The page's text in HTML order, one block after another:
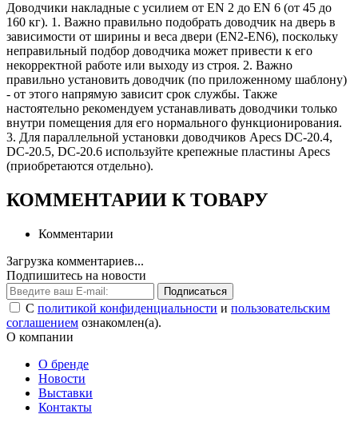
Доводчики накладные с усилием от EN 2 до EN 6 (от 45 до
160 кг). 1. Важно правильно подобрать доводчик на дверь в
зависимости от ширины и веса двери (EN2-EN6), поскольку
неправильный подбор доводчика может привести к его
некорректной работе или выходу из строя. 2. Важно
правильно установить доводчик (по приложенному шаблону)
- от этого напрямую зависит срок службы. Также
настоятельно рекомендуем устанавливать доводчики только
внутри помещения для его нормального функционирования.
3. Для параллельной установки доводчиков Apecs DC-20.4,
DC-20.5, DC-20.6 используйте крепежные пластины Apecs
(приобретаются отдельно).
КОММЕНТАРИИ К ТОВАРУ
Комментарии
Загрузка комментариев...
Подпишитесь на новости
Подписаться
С политикой конфиденциальности и пользовательским
соглашением ознакомлен(а).
О компании
О бренде
Новости
Выставки
Контакты